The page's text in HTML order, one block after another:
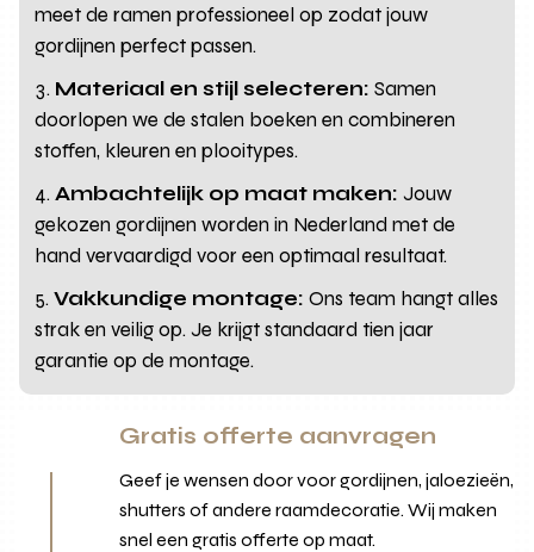
meet de ramen professioneel op zodat jouw
gordijnen perfect passen.
Materiaal en stijl selecteren: Samen
doorlopen we de stalen boeken en combineren
stoffen, kleuren en plooitypes.
Ambachtelijk op maat maken: Jouw
gekozen gordijnen worden in Nederland met de
hand vervaardigd voor een optimaal resultaat.
Vakkundige montage: Ons team hangt alles
strak en veilig op. Je krijgt standaard tien jaar
garantie op de montage.
Gratis offerte aanvragen
Geef je wensen door voor gordijnen, jaloezieën,
shutters of andere raamdecoratie. Wij maken
snel een gratis offerte op maat.